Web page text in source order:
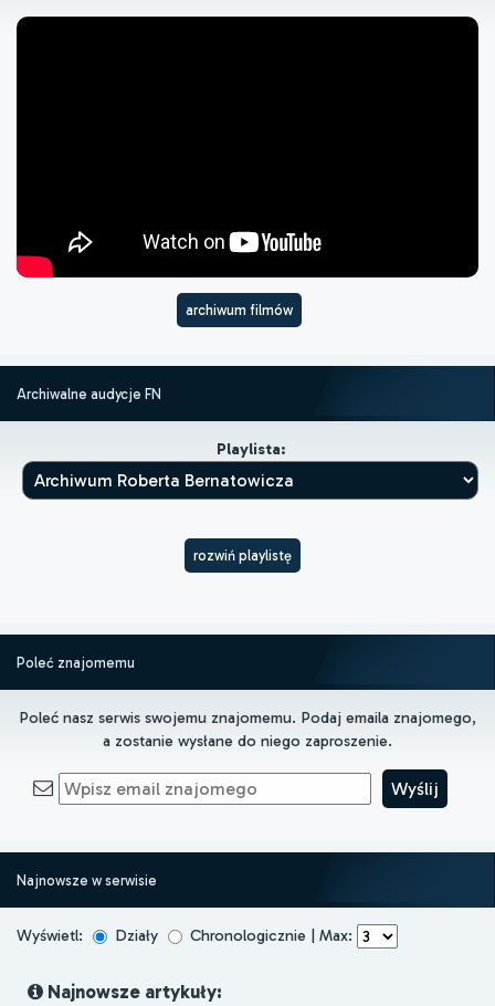
archiwum filmów
Archiwalne audycje FN
Playlista:
rozwiń playlistę
Poleć znajomemu
Poleć nasz serwis swojemu znajomemu. Podaj emaila znajomego,
a zostanie wysłane do niego zaproszenie.
Najnowsze w serwisie
Wyświetl: Działy Chronologicznie | Max:
Najnowsze artykuły: